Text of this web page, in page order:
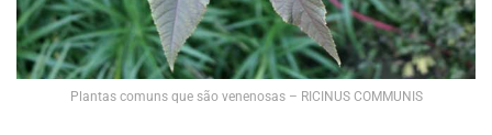
Plantas comuns que são venenosas – RICINUS COMMUNIS